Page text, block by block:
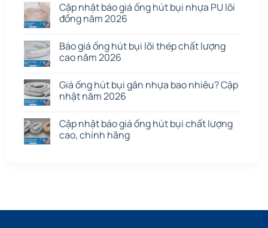
Cập nhật báo giá ống hút bụi nhựa PU lõi
đồng năm 2026
Báo giá ống hút bụi lõi thép chất lượng
cao năm 2026
Giá ống hút bụi gân nhựa bao nhiêu? Cập
nhật năm 2026
Cập nhật báo giá ống hút bụi chất lượng
cao, chính hãng